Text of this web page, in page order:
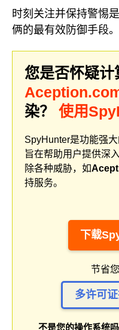
时刻关注并保持警惕
俩的最有效防御手段。
您是否怀疑计
染？ 使用
SpyHunter是功能强
旨在帮助用户提供深
除各种威胁，如
持服务。
下载
节省
多许可
不是您的操作系统吗